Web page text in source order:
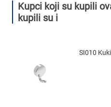
Kupci koji su kupili
kupili su i
SI010